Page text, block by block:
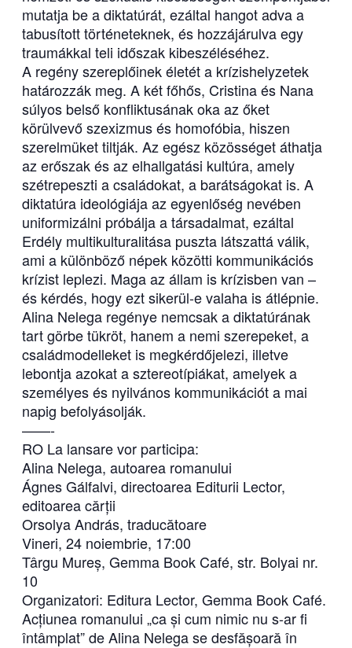
mutatja be a diktatúrát, ezáltal hangot adva a
tabusított történeteknek, és hozzájárulva egy
traumákkal teli időszak kibeszéléséhez.
A regény szereplőinek életét a krízishelyzetek
határozzák meg. A két főhős, Cristina és Nana
súlyos belső konfliktusának oka az őket
körülvevő szexizmus és homofóbia, hiszen
szerelmüket tiltják. Az egész közösséget áthatja
az erőszak és az elhallgatási kultúra, amely
szétrepeszti a családokat, a barátságokat is. A
diktatúra ideológiája az egyenlőség nevében
uniformizálni próbálja a társadalmat, ezáltal
Erdély multikulturalitása puszta látszattá válik,
ami a különböző népek közötti kommunikációs
krízist leplezi. Maga az állam is krízisben van –
és kérdés, hogy ezt sikerül-e valaha is átlépnie.
Alina Nelega regénye nemcsak a diktatúrának
tart görbe tükröt, hanem a nemi szerepeket, a
családmodelleket is megkérdőjelezi, illetve
lebontja azokat a sztereotípiákat, amelyek a
személyes és nyilvános kommunikációt a mai
napig befolyásolják.
——-
RO La lansare vor participa:
Alina Nelega, autoarea romanului
Ágnes Gálfalvi, directoarea Editurii Lector,
editoarea cărții
Orsolya András, traducătoare
Vineri, 24 noiembrie, 17:00
Târgu Mureș, Gemma Book Café, str. Bolyai nr.
10
Organizatori: Editura Lector, Gemma Book Café.
Acțiunea romanului „ca și cum nimic nu s-ar fi
întâmplat” de Alina Nelega se desfășoară în